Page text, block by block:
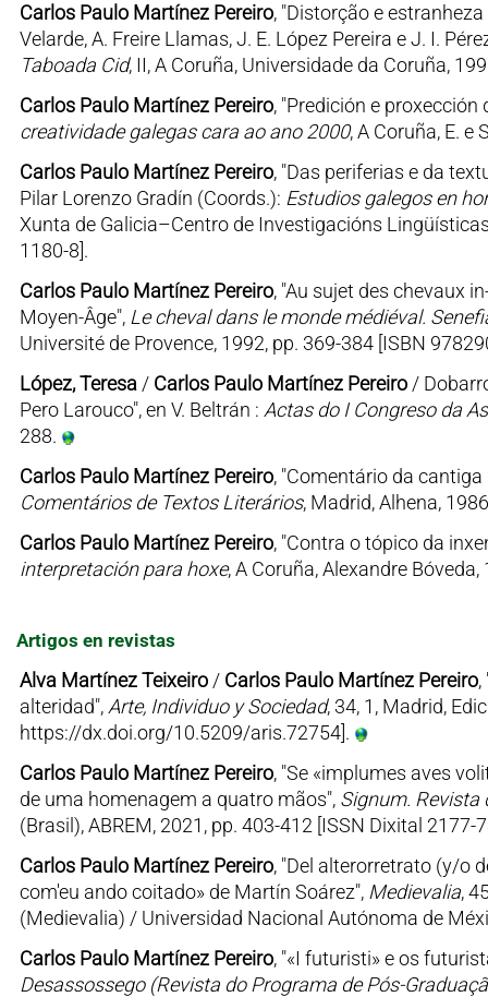
Carlos Paulo Martínez Pereiro, "Distorção e
Velarde, A. Freire Llamas, J. E. López Pereira e J. I.
Taboada Cid, II, A Coruña, Universidade da Coruña,
Carlos Paulo Martínez Pereiro, "Predición e
creatividade galegas cara ao ano 2000, A Coruña, E. e
Carlos Paulo Martínez Pereiro, "Das periferias e da
Pilar Lorenzo Gradín (Coords.): Estudios galegos en
Xunta de Galicia–Centro de Investigacións
1180-8].
Carlos Paulo Martínez Pereiro, "Au sujet des chevaux
Moyen-Âge", Le cheval dans le monde médiéval.
Université de Provence, 1992, pp. 369-384 [ISBN
López, Teresa / Carlos Paulo Martínez Pereiro/
Pero Larouco", en V. Beltrán : Actas do I Congreso da
288.
Carlos Paulo Martínez Pereiro, "Comentário da
Comentários de Textos Literários, Madrid, Alhena,
Carlos Paulo Martínez Pereiro, "Contra o tópico da
interpretación para hoxe, A Coruña, Alexandre
Artigos en revistas
Alva Martínez Teixeiro/ Carlos Paulo Martínez Pereiro,
alteridad", Arte, Individuo y Sociedad, 34, 1, Madrid,
https://dx.doi.org/10.5209/aris.72754].
Carlos Paulo Martínez Pereiro, "Se «implumes aves
de uma homenagem a quatro mãos", Signum. Revista
(Brasil), ABREM, 2021, pp. 403-412 [ISSN Dixital 2177-
Carlos Paulo Martínez Pereiro, "Del alterorretrato (y/o
com'eu ando coitado» de Martín Soárez", Medievalia,
(Medievalia) / Universidad Nacional Autónoma de
Carlos Paulo Martínez Pereiro, "«I futuristi» e os
Desassossego (Revista do Programa de Pós-